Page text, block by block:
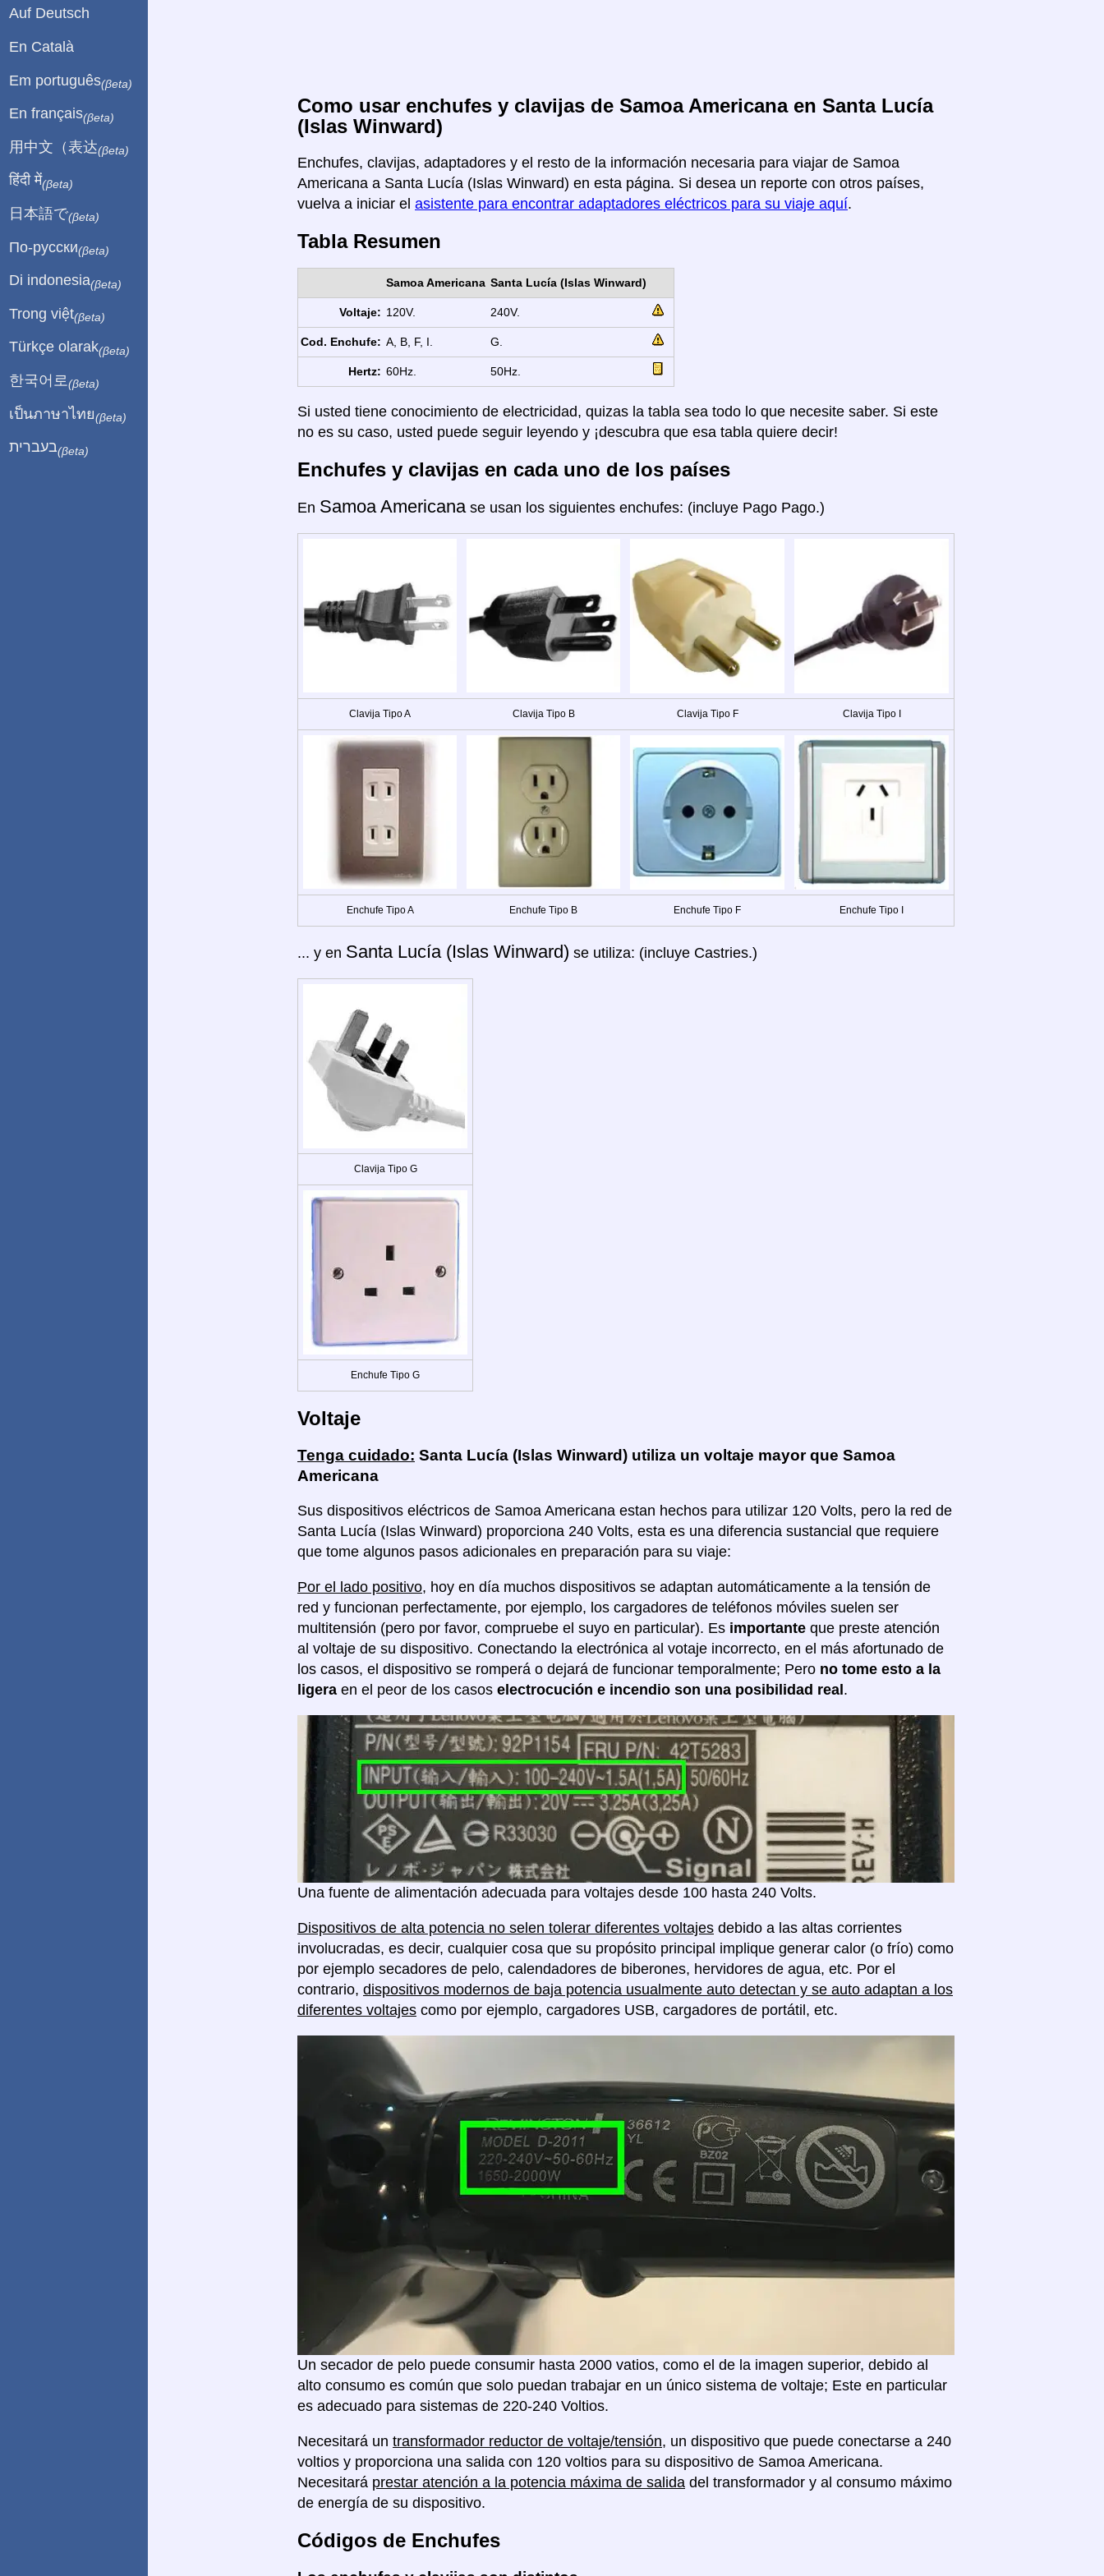
Como usar enchufes y clavijas de Samoa Americana en Santa Lucía
(Islas Winward)
Enchufes, clavijas, adaptadores y el resto de la información necesaria para viajar de Samoa
Americana a Santa Lucía (Islas Winward) en esta página. Si desea un reporte con otros países,
vuelva a iniciar el asistente para encontrar adaptadores eléctricos para su viaje aquí.
Tabla Resumen
Samoa Americana Santa Lucía (Islas Winward)
Voltaje: 120V. 240V.
Cod. Enchufe: A, B, F, I. G.
Hertz: 60Hz. 50Hz.
Si usted tiene conocimiento de electricidad, quizas la tabla sea todo lo que necesite saber. Si este
no es su caso, usted puede seguir leyendo y ¡descubra que esa tabla quiere decir!
Enchufes y clavijas en cada uno de los países
En Samoa Americana se usan los siguientes enchufes: (incluye Pago Pago.)
Clavija Tipo A Clavija Tipo B Clavija Tipo F Clavija Tipo I
Enchufe Tipo A Enchufe Tipo B Enchufe Tipo F Enchufe Tipo I
... y en Santa Lucía (Islas Winward) se utiliza: (incluye Castries.)
Clavija Tipo G
Enchufe Tipo G
Voltaje
Tenga cuidado: Santa Lucía (Islas Winward) utiliza un voltaje mayor que Samoa
Americana
Sus dispositivos eléctricos de Samoa Americana estan hechos para utilizar 120 Volts, pero la red de
Santa Lucía (Islas Winward) proporciona 240 Volts, esta es una diferencia sustancial que requiere
que tome algunos pasos adicionales en preparación para su viaje:
Por el lado positivo, hoy en día muchos dispositivos se adaptan automáticamente a la tensión de
red y funcionan perfectamente, por ejemplo, los cargadores de teléfonos móviles suelen ser
multitensión (pero por favor, compruebe el suyo en particular). Es importante que preste atención
al voltaje de su dispositivo. Conectando la electrónica al votaje incorrecto, en el más afortunado de
los casos, el dispositivo se romperá o dejará de funcionar temporalmente; Pero no tome esto a la
ligera en el peor de los casos electrocución e incendio son una posibilidad real .
Una fuente de alimentación adecuada para voltajes desde 100 hasta 240 Volts.
Dispositivos de alta potencia no selen tolerar diferentes voltajes debido a las altas corrientes
involucradas, es decir, cualquier cosa que su propósito principal implique generar calor (o frío) como
por ejemplo secadores de pelo, calendadores de biberones, hervidores de agua, etc. Por el
contrario, dispositivos modernos de baja potencia usualmente auto detectan y se auto adaptan a los
diferentes voltajes como por ejemplo, cargadores USB, cargadores de portátil, etc.
Un secador de pelo puede consumir hasta 2000 vatios, como el de la imagen superior, debido al
alto consumo es común que solo puedan trabajar en un único sistema de voltaje; Este en particular
es adecuado para sistemas de 220-240 Voltios.
Necesitará un transformador reductor de voltaje/tensión, un dispositivo que puede conectarse a 240
voltios y proporciona una salida con 120 voltios para su dispositivo de Samoa Americana.
Necesitará prestar atención a la potencia máxima de salida del transformador y al consumo máximo
de energía de su dispositivo.
Códigos de Enchufes
Auf Deutsch
En Català
Em português(βeta)
En français(βeta)
用中文（表达(βeta)
हिंदी में(βeta)
日本語で(βeta)
По-русски(βeta)
Di indonesia(βeta)
Trong việt(βeta)
Türkçe olarak(βeta)
한국어로 (βeta)
เป็นภาษาไทย(βeta)
בעברית(βeta)